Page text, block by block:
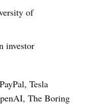
of
investor
Tesla
The Boring